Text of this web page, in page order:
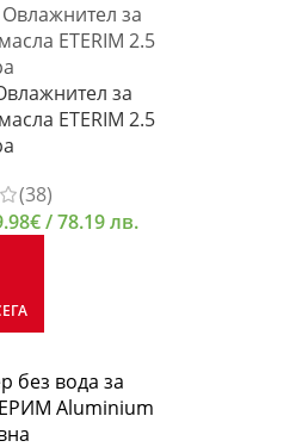
за
ETERIM 2.5
(38)
€/ 78.19 лв.